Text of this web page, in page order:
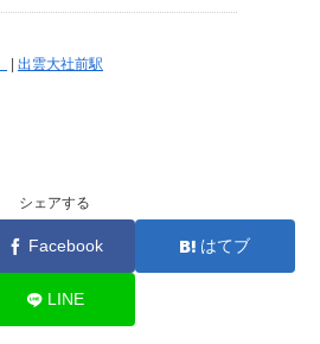
| 出雲大社前駅
シェアする
Facebook はてブ
LINE